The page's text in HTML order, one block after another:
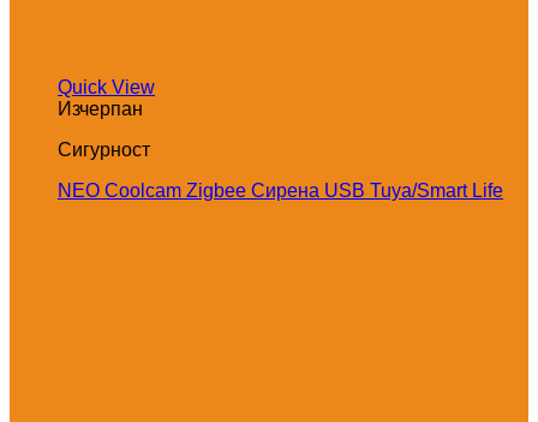
Quick View
Изчерпан
Сигурност
NEO Coolcam Zigbee Сирена USB Tuya/Smart Life